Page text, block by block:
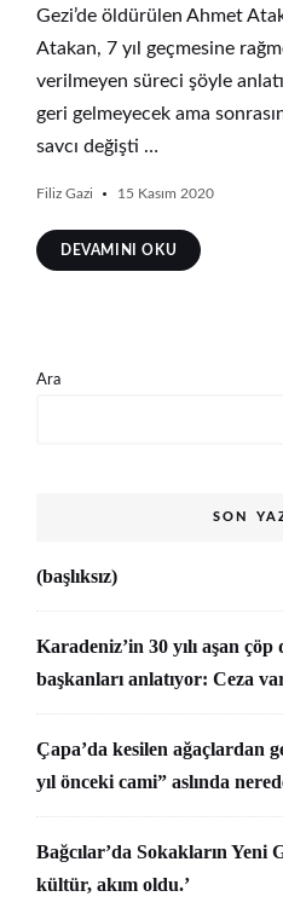
Gezi’de öldürülen Ahmet
Atakan, 7 yıl geçmesine
verilmeyen süreci şöyle
geri gelmeyecek ama
savcı değişti …
Filiz Gazi 15 Kasım 2020
DEVAMINI OKU
Ara
SON
(başlıksız)
Karadeniz’in 30 yılı aşan
başkanları anlatıyor: Ceza
Çapa’da kesilen ağaçlardan
yıl önceki cami” aslında
Bağcılar’da Sokakların Yeni
kültür, akım oldu.’